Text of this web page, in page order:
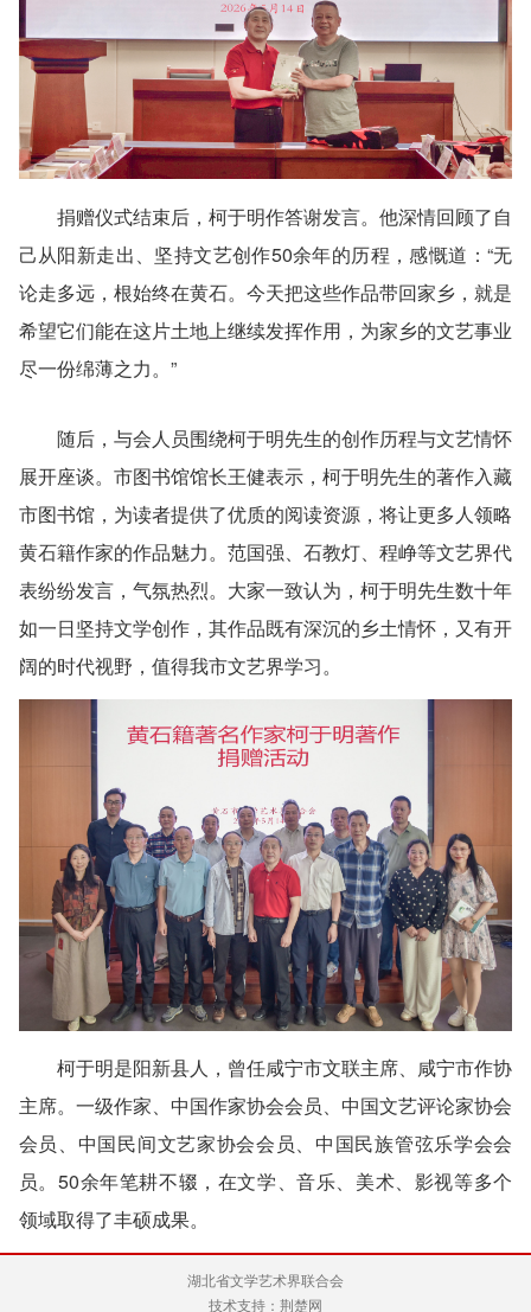
捐赠仪式结束后，柯于明作答谢发言。他深情回顾了自
己从阳新走出、坚持文艺创作50余年的历程，感慨道：“无
论走多远，根始终在黄石。今天把这些作品带回家乡，就是
希望它们能在这片土地上继续发挥作用，为家乡的文艺事业
尽一份绵薄之力。”
随后，与会人员围绕柯于明先生的创作历程与文艺情怀
展开座谈。市图书馆馆长王健表示，柯于明先生的著作入藏
市图书馆，为读者提供了优质的阅读资源，将让更多人领略
黄石籍作家的作品魅力。范国强、石教灯、程峥等文艺界代
表纷纷发言，气氛热烈。大家一致认为，柯于明先生数十年
如一日坚持文学创作，其作品既有深沉的乡土情怀，又有开
阔的时代视野，值得我市文艺界学习。
柯于明是阳新县人，曾任咸宁市文联主席、咸宁市作协
主席。一级作家、中国作家协会会员、中国文艺评论家协会
会员、中国民间文艺家协会会员、中国民族管弦乐学会会
员。50余年笔耕不辍，在文学、音乐、美术、影视等多个
领域取得了丰硕成果。
湖北省文学艺术界联合会
技术支持：荆楚网